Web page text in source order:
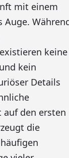
mit einem
keine
kein
Details
auf den ersten
die